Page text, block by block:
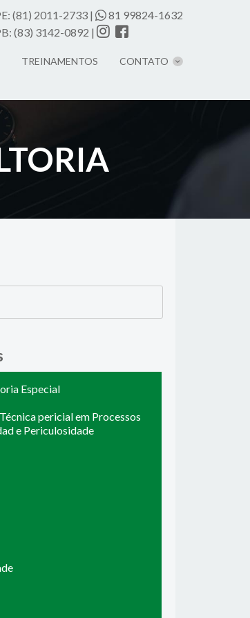
(81) 2011-2733 |
81 99824-1632
(83) 3142-0892 |
TREINAMENTOS CONTATO
Especial
pericial em Processos
e Periculosidade